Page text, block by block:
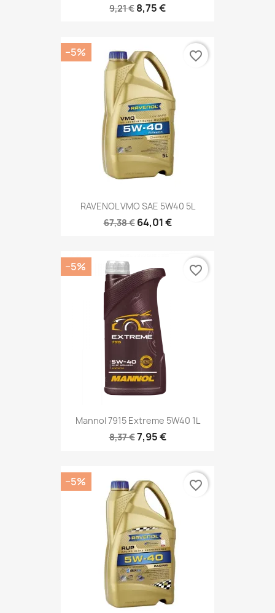
9,21 € 8,75 €
RAVENOL VMO SAE 5W40 5L
67,38 € 64,01 €
−5% favorite_border
Mannol 7915 Extreme 5W40 1L
8,37 €7,95 €
−5% favorite_border
−5% favorite_border